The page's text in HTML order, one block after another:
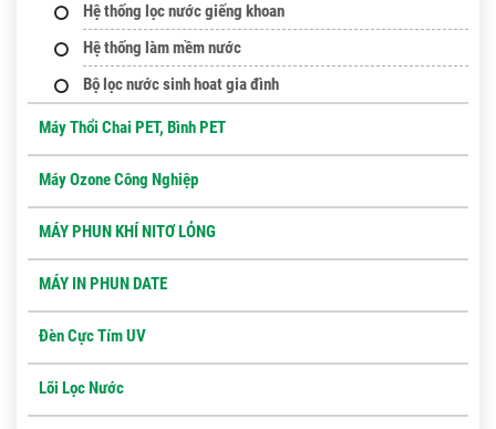
Hệ thống lọc nước giếng khoan
Hệ thống làm mềm nước
Bộ lọc nước sinh hoat gia đình
Máy Thổi Chai PET, Bình PET
Máy Ozone Công Nghiệp
MÁY PHUN KHÍ NITƠ LỎNG
MÁY IN PHUN DATE
Đèn Cực Tím UV
Lõi Lọc Nước